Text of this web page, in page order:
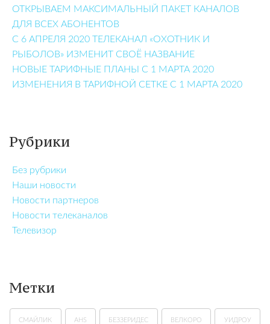
ОТКРЫВАЕМ МАКСИМАЛЬНЫЙ ПАКЕТ КАНАЛОВ
ДЛЯ ВСЕХ АБОНЕНТОВ
С 6 АПРЕЛЯ 2020 ТЕЛЕКАНАЛ «ОХОТНИК И
РЫБОЛОВ» ИЗМЕНИТ СВОЁ НАЗВАНИЕ
НОВЫЕ ТАРИФНЫЕ ПЛАНЫ С 1 МАРТА 2020
ИЗМЕНЕНИЯ В ТАРИФНОЙ СЕТКЕ С 1 МАРТА 2020
Рубрики
Без рубрики
Наши новости
Новости партнеров
Новости телеканалов
Телевизор
Метки
СМАЙЛИК AHS БЕЗЗЕРИДЕС ВЕЛКОРО УИДРОУ